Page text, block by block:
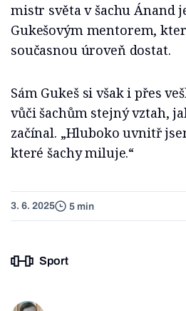
mistr světa v šachu Ánand
Gukešovým mentorem,
současnou úroveň dostat.
Sám Gukeš si však i přes
vůči šachům stejný vztah,
začínal. „Hluboko uvnitř
které šachy miluje.“
3. 6. 2025 5 min
Sport